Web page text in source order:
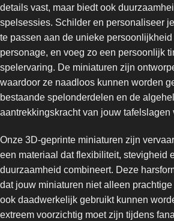
details vast, maar biedt ook
spelsessies. Schilder en personaliseer
te passen aan de unieke
personage, en voeg zo een persoonlijk
spelervaring. De miniaturen zijn
waardoor ze naadloos kunnen worden
bestaande spelonderdelen en de
aantrekkingskracht van jouw tafelslagen
Onze 3D-geprinte miniaturen zijn
een materiaal dat flexibiliteit, stevigheid
duurzaamheid combineert. Deze
dat jouw miniaturen niet alleen
ook daadwerkelijk gebruikt kunnen
extreem voorzichtig moet zijn tijdens